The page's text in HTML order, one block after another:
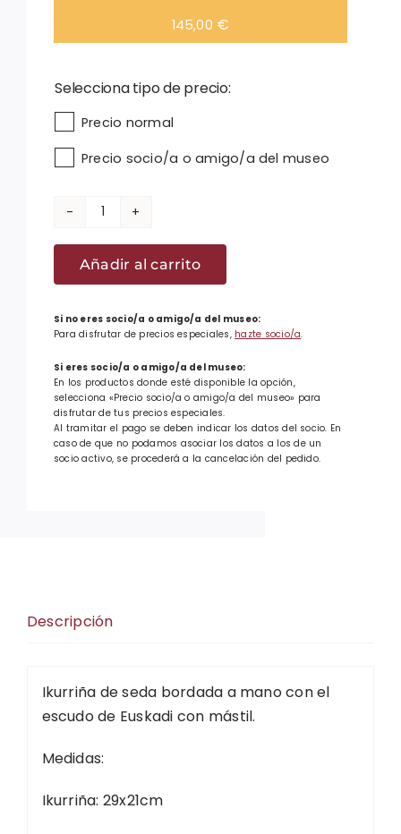
145,00 €
Selecciona tipo de precio:
Precio normal
Precio socio/a o amigo/a del museo
Ikurriña
de
mesa
escudo
de
Euskadi
cantidad
Añadir al carrito
Si no eres socio/a o amigo/a del museo:
Para disfrutar de precios especiales, hazte socio/a.
Si eres socio/a o amigo/a del museo:
En los productos donde esté disponible la opción,
selecciona «Precio socio/a o amigo/a del museo» para
disfrutar de tus precios especiales.
Al tramitar el pago se deben indicar los datos del socio. En
caso de que no podamos asociar los datos a los de un
socio activo, se procederá a la cancelación del pedido.
Descripción
Ikurriña de seda bordada a mano con el
escudo de Euskadi con mástil.
Medidas:
Ikurriña: 29x21cm